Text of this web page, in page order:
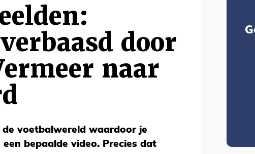
door
naar
voetbalwereld waardoor je
bepaalde video. Precies dat